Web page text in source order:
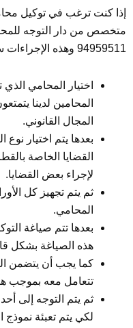
إذا كنت ترغب في توكيل
متخصص من دار التوجه
94959511 وهذه الإجراءات سهلة وسريعة تتمثل في الآتي:
اختيار المحامي
المحامين لدينا
المجال القانوني.
بعدها يتم اختيار
القضايا الخاصة
لإجراء بعض القضايا.
ثم يتم تجهيز كل
المحامي.
بعدها تتم صياغة
هذه الصياغة بشكل
كما يجب أن يتضمن
تتعامل معه بموجب
ثم يتم التوجه إلى
لكي يتم تعبئة نموذج